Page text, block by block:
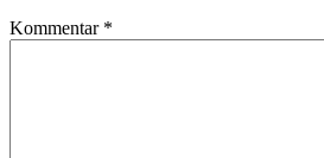
Kommentar *